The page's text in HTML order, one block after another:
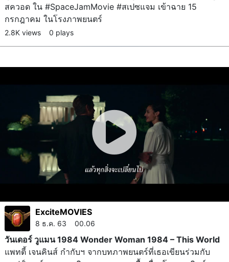
สควอด ใน #SpaceJamMovie #สเปซแจม เข้าฉาย 15
กรกฎาคม ในโรงภาพยนตร์
2.8K views 0 plays
ExciteMOVIES
8 ธ.ค. 63 00.06
วันเดอร์ วูแมน 1984 Wonder Woman 1984 – This World
แพทตี้ เจนคินส์ กำกับฯ จากบทภาพยนตร์ที่เธอเขียนร่วมกับ